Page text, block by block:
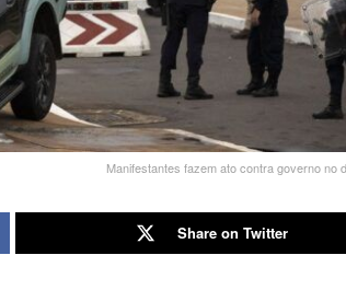
Manifestantes fazem ato contra governo no
Share on Twitter